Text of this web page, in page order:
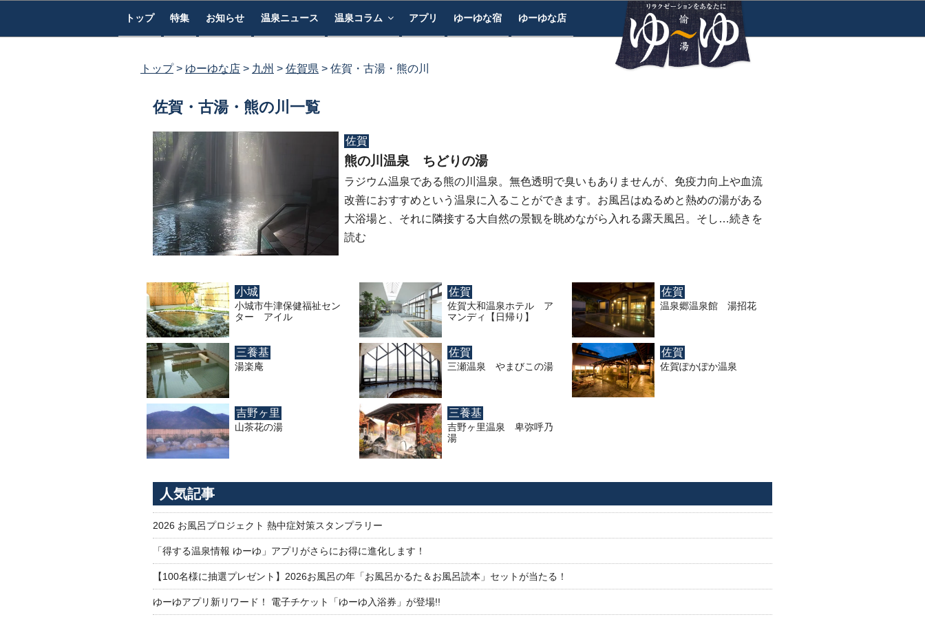
トップ 特集 お知らせ 温泉ニュース 温泉コラム アプリ ゆーゆな宿 ゆーゆな店
トップ ゆーゆな店 九州 佐賀県 佐賀・古湯・熊の川
佐賀・古湯・熊の川一覧
佐賀
熊の川温泉 ちどりの湯
ラジウム温泉である熊の川温泉。無色透明で臭いもありませんが、免疫力向上や血流
改善におすすめという温泉に入ることができます。お風呂はぬるめと熱めの湯がある
大浴場と、それに隣接する大自然の景観を眺めながら入れる露天風呂。そし…続きを
読む
小城
小城市牛津保健福祉セン
ター アイル
佐賀
佐賀大和温泉ホテル ア
マンディ【日帰り】
佐賀
温泉郷温泉館 湯招花
三養基
湯楽庵
佐賀
三瀬温泉 やまびこの湯
佐賀
佐賀ぽかぽか温泉
吉野ヶ里
山茶花の湯
三養基
吉野ヶ里温泉 卑弥呼乃
湯
人気記事
2026 お風呂プロジェクト 熱中症対策スタンプラリー
「得する温泉情報 ゆーゆ」アプリがさらにお得に進化します！
【100名様に抽選プレゼント】2026お風呂の年「お風呂かるた＆お風呂読本」セットが当たる！
ゆーゆアプリ新リワード！ 電子チケット「ゆーゆ入浴券」が登場!!